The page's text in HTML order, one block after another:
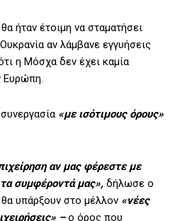
ήταν έτοιμη να σταματήσει
αν λάμβανε εγγυήσεις
η Μόσχα δεν έχει καμία
Ευρώπη.
«με ισότιμους όρους»
αν μας φέρεστε με
συμφέροντά μας», δήλωσε ο
υπάρξουν στο μέλλον «νέες
–ο όρος που